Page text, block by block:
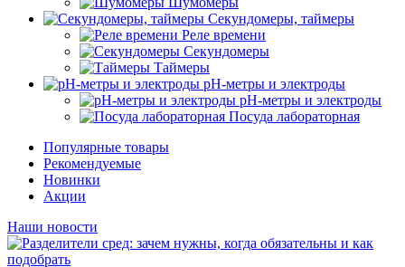
Секундомеры, таймеры
Реле времени
Секундомеры
Таймеры
pH-метры и электроды
pH-метры и электроды
Посуда лабораторная
Популярные товары
Рекомендуемые
Новинки
Акции
Наши новости